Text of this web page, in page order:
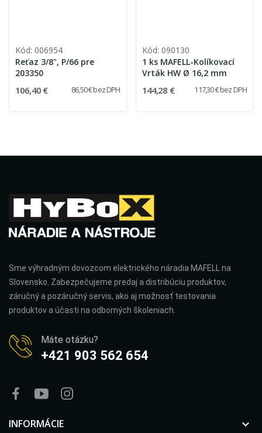
Kód: 006954
Reťaz 3/8", P/66 pre
203350
106,40 € 86,50 € bez DPH
Kód: 090130
1 ks MAFELL-Kolíkovací
Vrták HW Ø 16,2 mm
144,28 € 117,30 € bez DPH
Sme výhradným dovozcom elektrického náradia MAFELL na
Slovensko. Zabezpečujeme predaj a distribúciu produktov,
záručný a pozáručný servis, ako aj možnosť testovania
produktov a účasti na odborných školeniach.
Máte otázku?
+421 903 562 654
INFORMÁCIE 